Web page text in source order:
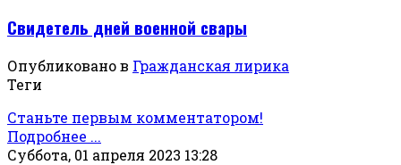
Свидетель дней военной свары
Опубликовано в Гражданская лирика
Теги
Станьте первым комментатором!
Подробнее ...
Суббота, 01 апреля 2023 13:28